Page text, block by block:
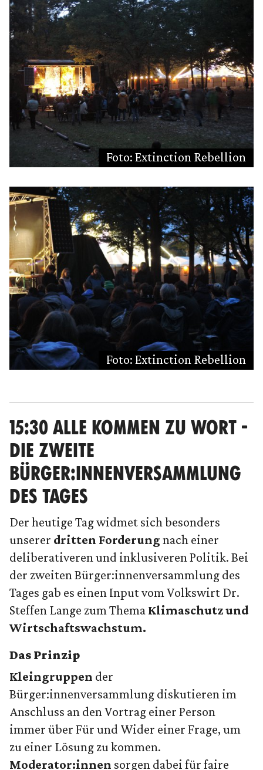
Foto: Extinction Rebellion
Foto: Extinction Rebellion
15:30 ALLE KOMMEN ZU WORT -
DIE ZWEITE
BÜRGER:INNENVERSAMMLUNG
DES TAGES
Der heutige Tag widmet sich besonders
unserer dritten Forderung nach einer
deliberativeren und inklusiveren Politik. Bei
der zweiten Bürger:innenversammlung des
Tages gab es einen Input vom Volkswirt Dr.
Steffen Lange zum Thema Klimaschutz und
Wirtschaftswachstum.
Das Prinzip
Kleingruppen der
Bürger:innenversammlung diskutieren im
Anschluss an den Vortrag einer Person
immer über Für und Wider einer Frage, um
zu einer Lösung zu kommen.
Moderator:innen sorgen dabei für faire